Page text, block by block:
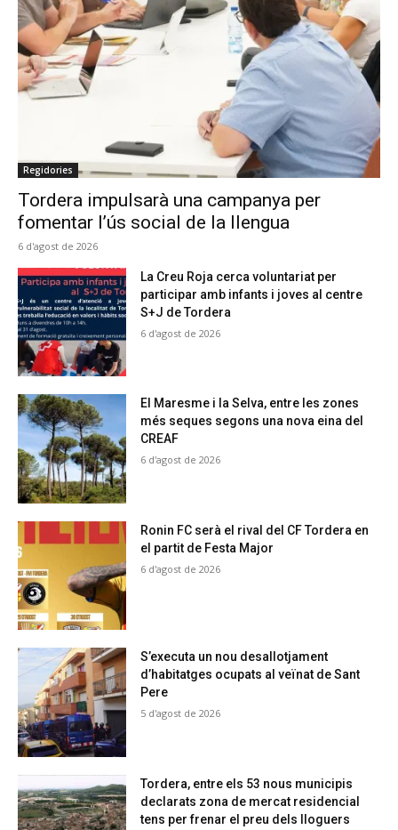
Regidories
Tordera impulsarà una campanya per
fomentar l’ús social de la llengua
6 d'agost de 2026
La Creu Roja cerca voluntariat per
participar amb infants i joves al centre
S+J de Tordera
6 d'agost de 2026
El Maresme i la Selva, entre les zones
més seques segons una nova eina del
CREAF
6 d'agost de 2026
Ronin FC serà el rival del CF Tordera en
el partit de Festa Major
6 d'agost de 2026
S’executa un nou desallotjament
d’habitatges ocupats al veïnat de Sant
Pere
5 d'agost de 2026
Tordera, entre els 53 nous municipis
declarats zona de mercat residencial
tens per frenar el preu dels lloguers